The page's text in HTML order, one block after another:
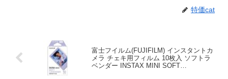
特価cat
富士フイルム(FUJIFILM) インスタントカ
メラ チェキ用フィルム 10枚入 ソフトラ
ベンダー INSTAX MINI SOFT